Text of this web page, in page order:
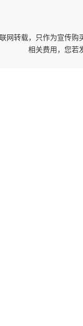
网转载，只作为宣传
相关费用，您若